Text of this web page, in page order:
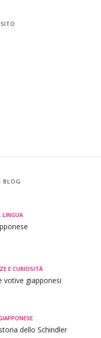
BLOG
, LINGUA
E CURIOSITÀ
votive giapponesi
dello Schindler